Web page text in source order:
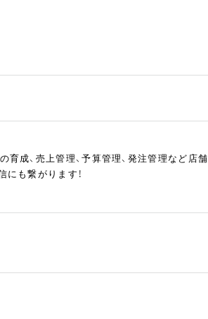
成、売上管理、予算管理、発注管理など店舗
も繋がります！